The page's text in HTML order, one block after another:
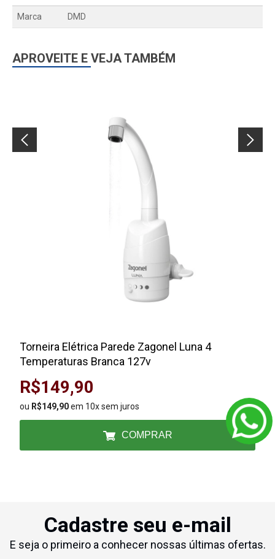
Marca DMD
APROVEITE E VEJA TAMBÉM
Torneira Elétrica Parede Zagonel Luna 4
Temperaturas Branca 127v
R$149,90
ou R$149,90em 10x sem juros
COMPRAR
Cadastre seu e-mail
E seja o primeiro a conhecer nossas últimas ofertas.